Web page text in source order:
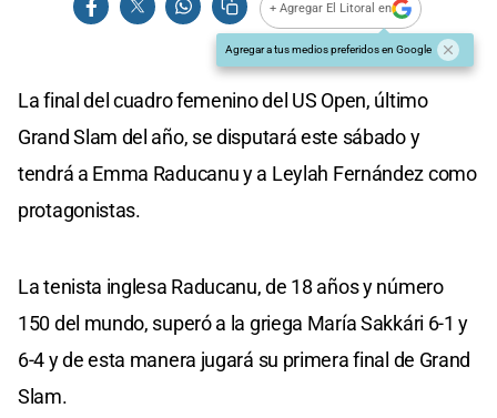
+ Agregar El Litoral en
Agregar a tus medios preferidos en Google
La final del cuadro femenino del US Open, último
Grand Slam del año, se disputará este sábado y
tendrá a Emma Raducanu y a Leylah Fernández como
protagonistas.
La tenista inglesa Raducanu, de 18 años y número
150 del mundo, superó a la griega María Sakkári 6-1 y
6-4 y de esta manera jugará su primera final de Grand
Slam.